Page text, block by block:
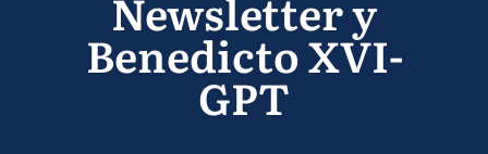
Benedicto XVI-
GPT